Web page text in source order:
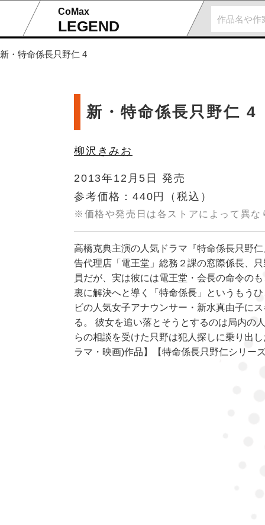
CoMax
LEGEND
新・特命係長只野仁 4
新・特命係長只野仁 4
柳沢きみお
2013年12月5日 発売
参考価格：440円
（税込）
※価格や発売日は各ストアによって異な
高橋克典主演の人気ドラマ『特命係長只野
告代理店「電王堂」総務２課の窓際係長、
員だが、実は彼には電王堂・会長の命令の
裏に解決へと導く「特命係長」というもう
ビの人気女子アナウンサー・新水真由子に
る。 彼女を追い落とそうとするのは局内
らの相談を受けた只野は犯人探しに乗り出
ラマ・映画)作品】【特命係長只野仁シリーズ